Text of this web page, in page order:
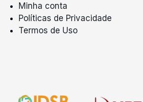
Minha conta
Políticas de Privacidade
Termos de Uso